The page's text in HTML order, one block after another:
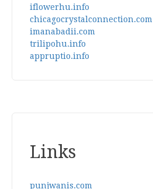
iflowerhu.info
chicagocrystalconnection.com
imanabadii.com
trilipohu.info
appruptio.info
Links
punjwanis.com